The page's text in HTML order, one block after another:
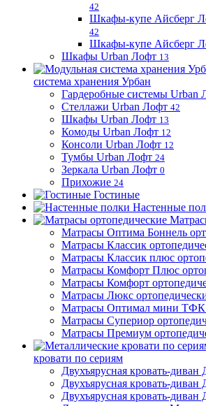
42
Шкафы-купе Айсберг
42
Шкафы-купе Айсберг
Шкафы Urban Лофт 13
система хранения Урбан
Гардеробные системы Urban
Стеллажи Urban Лофт 42
Шкафы Urban Лофт 13
Комоды Urban Лофт 12
Консоли Urban Лофт 12
Тумбы Urban Лофт 24
Зеркала Urban Лофт 0
Прихожие 24
Гостиные
Настенные
Матрасы Оптима Боннель
Матрасы Классик
Матрасы Классик плюс
Матрасы Комфорт Плюс
Матрасы Комфорт
Матрасы Люкс
Матрасы Оптимал мини ТФК
Матрасы Супериор
Матрасы Премиум
кровати по сериям
Двухъярусная кровать-диван
Двухъярусная кровать-диван
Двухъярусная кровать-диван